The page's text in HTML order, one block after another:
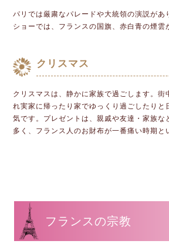
パリでは厳粛なパレードや大統領の演説があ
ショーでは、フランスの国旗、赤白青の煙雲
クリスマス
クリスマスは、静かに家族で過ごします。街
れ実家に帰ったり家でゆっくり過ごしたりと
気です。プレゼントは、親戚や友達・家族な
多く、フランス人のお財布が一番痛い時期と
フランスの宗教